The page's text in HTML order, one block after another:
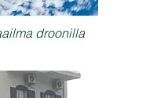
droonilla